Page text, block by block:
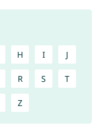
H I J
R S T
Z